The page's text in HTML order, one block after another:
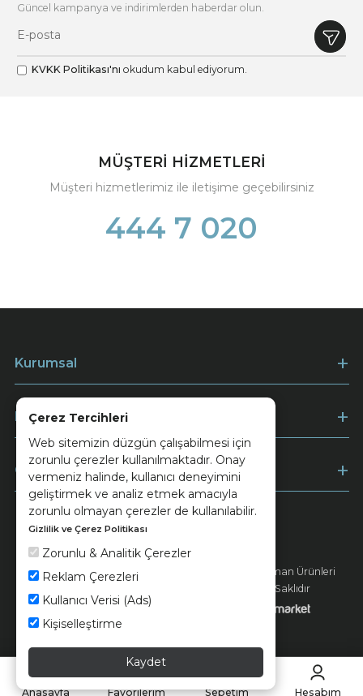
Çerez Tercihleri
Web sitemizin düzgün çalışabilmesi için
zorunlu çerezler kullanılmaktadır. Onay
vermeniz halinde, kullanıcı deneyimini
geliştirmek ve analiz etmek amacıyla
zorunlu olmayan çerezler de kullanılabilir.
Gizlilik ve Çerez Politikası
Zorunlu & Analitik Çerezler
Reklam Çerezleri
Kullanıcı Verisi (Ads)
Kişiselleştirme
Kaydet
Güncel kampanya ve indirimlerden haberdar olun.
KVKK Politikası'nı okudum kabul ediyorum.
MÜŞTERİ HİZMETLERİ
Müşteri hizmetlerimiz ile iletişime geçebilirsiniz
444 7 020
Kurumsal
Müşteri Hizmetleri
Ödeme
© 2026 Ünsa Madencilik Turizm Enerji Seramik Orman Ürünleri
Elektrik Üretim San. ve Tic. A.Ş. - Tüm Hakları Saklıdır
Anasayfa Favorilerim Sepetim Hesabım